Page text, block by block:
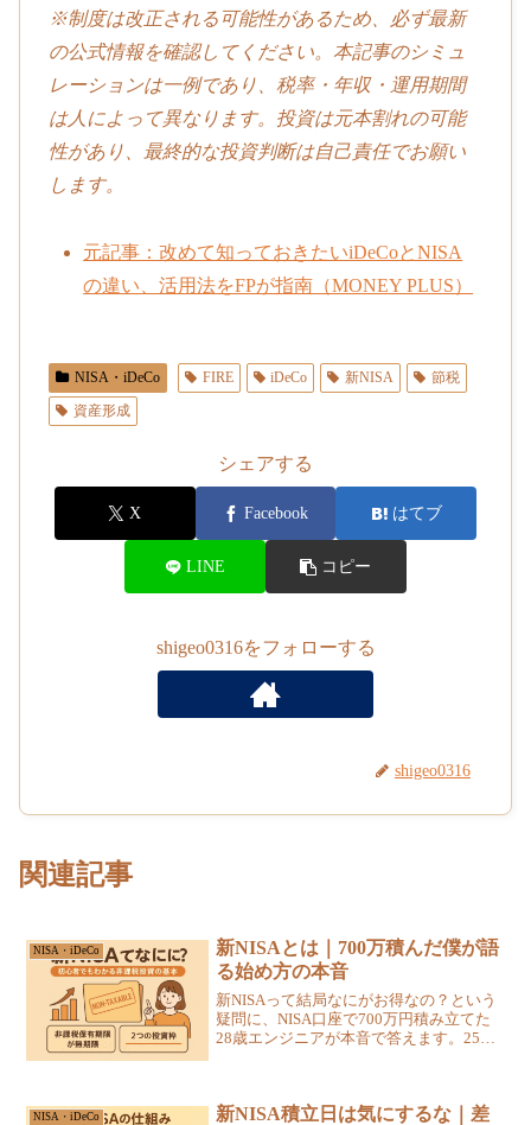
※制度は改正される可能性があるため、必ず最新
の公式情報を確認してください。本記事のシミュ
レーションは一例であり、税率・年収・運用期間
は人によって異なります。投資は元本割れの可能
性があり、最終的な投資判断は自己責任でお願い
します。
元記事：改めて知っておきたいiDeCoとNISA
の違い、活用法をFPが指南（MONEY PLUS）
NISA・iDeCo FIRE iDeCo 新NISA
節税
資産形成
シェアする
X Facebook はてブ
LINE コピー
shigeo0316をフォローする
shigeo0316
関連記事
NISA・iDeCo
新NISAとは｜700万積んだ僕が語
る始め方の本音
新NISAって結局なにがお得なの？という
疑問に、NISA口座で700万円積み立てた
28歳エンジニアが本音で答えます。25万
NISA・iDeCo
新NISA積立日は気にするな｜差